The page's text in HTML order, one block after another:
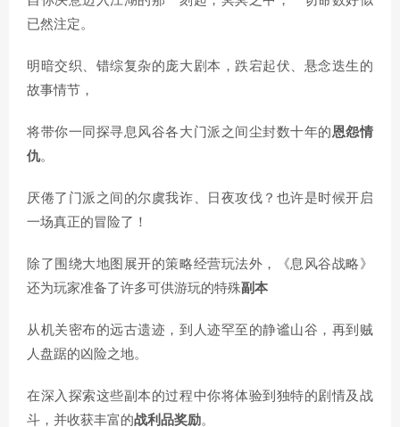
已然注定。
明暗交织、错综复杂的庞大剧本，跌宕起伏、悬念迭生的
故事情节，
将带你一同探寻息风谷各大门派之间尘封数十年的恩怨情
仇。
厌倦了门派之间的尔虞我诈、日夜攻伐？也许是时候开启
一场真正的冒险了！
除了围绕大地图展开的策略经营玩法外，《息风谷战略》
还为玩家准备了许多可供游玩的特殊副本
从机关密布的远古遗迹，到人迹罕至的静谧山谷，再到贼
人盘踞的凶险之地。
在深入探索这些副本的过程中你将体验到独特的剧情及战
斗，并收获丰富的战利品奖励。